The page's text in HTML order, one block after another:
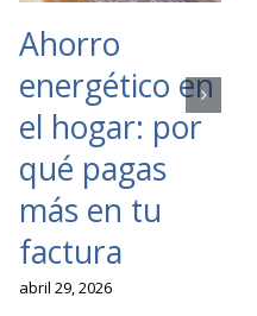
Ahorro
energético en
el hogar: por
qué pagas
más en tu
factura
abril 29, 2026